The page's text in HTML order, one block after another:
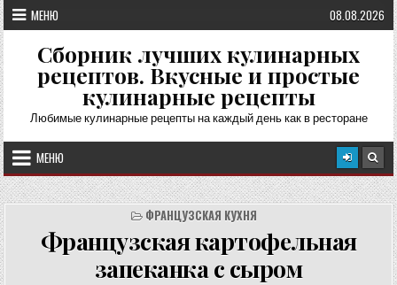
Перейти
к
содержимому
МЕНЮ 08.08.2026
Сборник лучших кулинарных
рецептов. Вкусные и простые
кулинарные рецепты
Любимые кулинарные рецепты на каждый день как в ресторане
МЕНЮ
ФРАНЦУЗСКАЯ КУХНЯ
Французская картофельная
запеканка с сыром